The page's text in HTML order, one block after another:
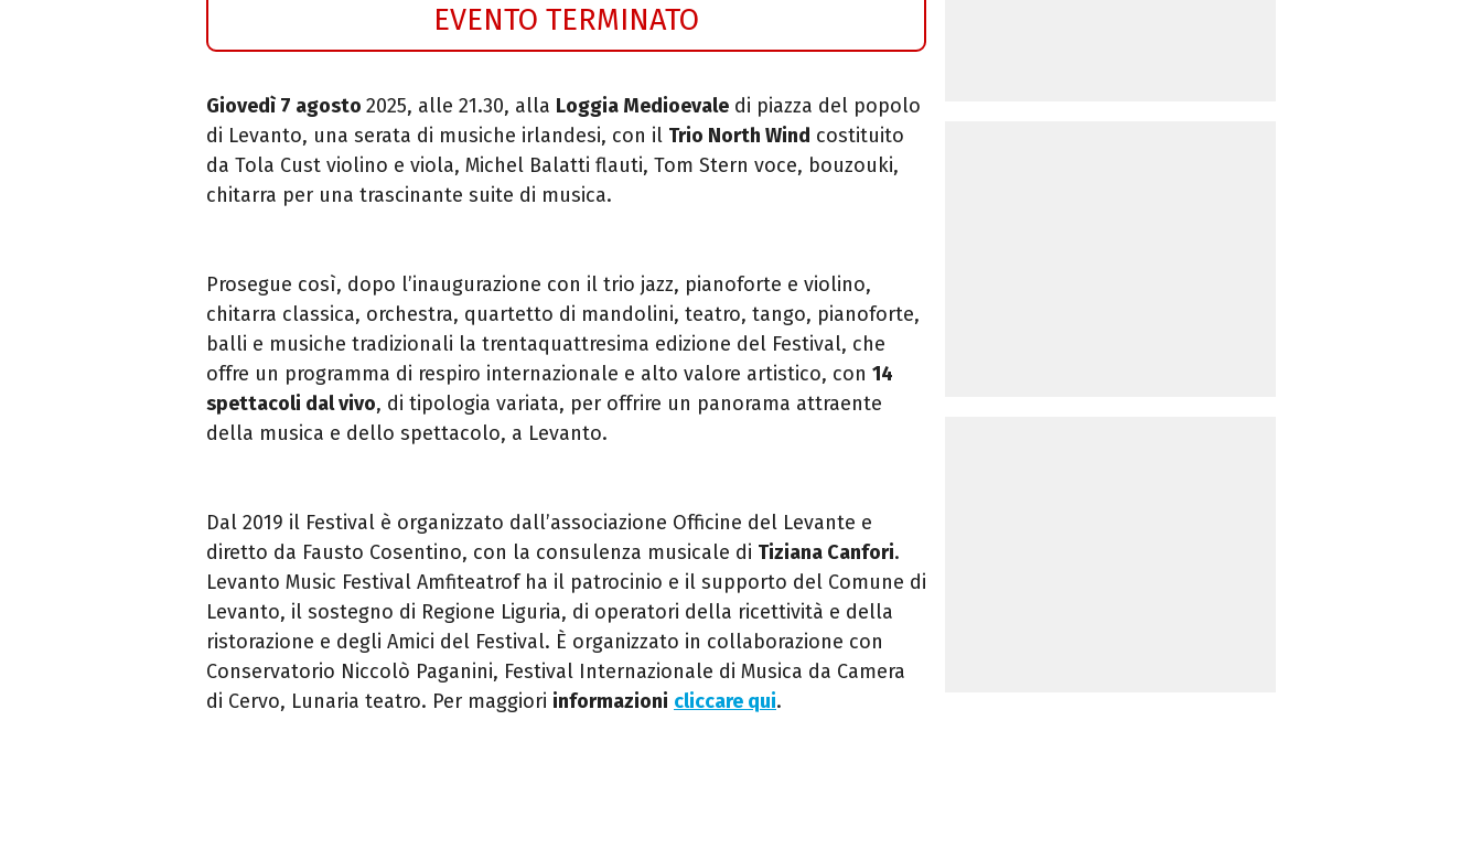
EVENTO TERMINATO
Giovedì 7 agosto 2025, alle 21.30, alla Loggia Medioevale di piazza del popolo
di Levanto, una serata di musiche irlandesi, con il Trio North Wind costituito
da Tola Cust violino e viola, Michel Balatti flauti, Tom Stern voce, bouzouki,
chitarra per una trascinante suite di musica.
Prosegue così, dopo l’inaugurazione con il trio jazz, pianoforte e violino,
chitarra classica, orchestra, quartetto di mandolini, teatro, tango, pianoforte,
balli e musiche tradizionali la trentaquattresima edizione del Festival, che
offre un programma di respiro internazionale e alto valore artistico, con 14
spettacoli dal vivo, di tipologia variata, per offrire un panorama attraente
della musica e dello spettacolo, a Levanto.
Dal 2019 il Festival è organizzato dall’associazione Officine del Levante e
diretto da Fausto Cosentino, con la consulenza musicale di Tiziana Canfori.
Levanto Music Festival Amfiteatrof ha il patrocinio e il supporto del Comune di
Levanto, il sostegno di Regione Liguria, di operatori della ricettività e della
ristorazione e degli Amici del Festival. È organizzato in collaborazione con
Conservatorio Niccolò Paganini, Festival Internazionale di Musica da Camera
di Cervo, Lunaria teatro. Per maggiori informazioni cliccare qui.